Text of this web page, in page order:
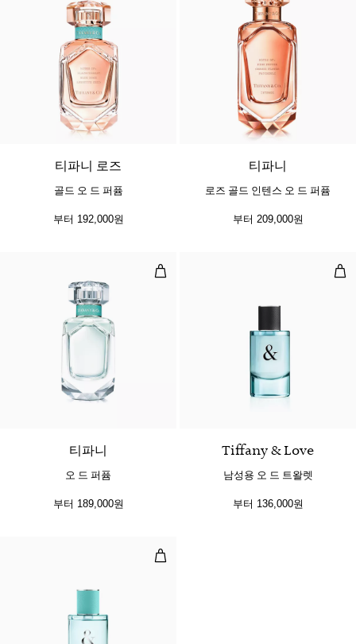
티파니 로즈
골드 오 드 퍼퓸
부터 192,000원
티파니
로즈 골드 인텐스 오 드 퍼퓸
부터 209,000원
오 드 퍼퓸
티파니
오 드 퍼퓸
부터 189,000원
남
Tiffany & Love
남성용 오 드 트왈렛
부터 136,000원
여성용 오 드 퍼퓸